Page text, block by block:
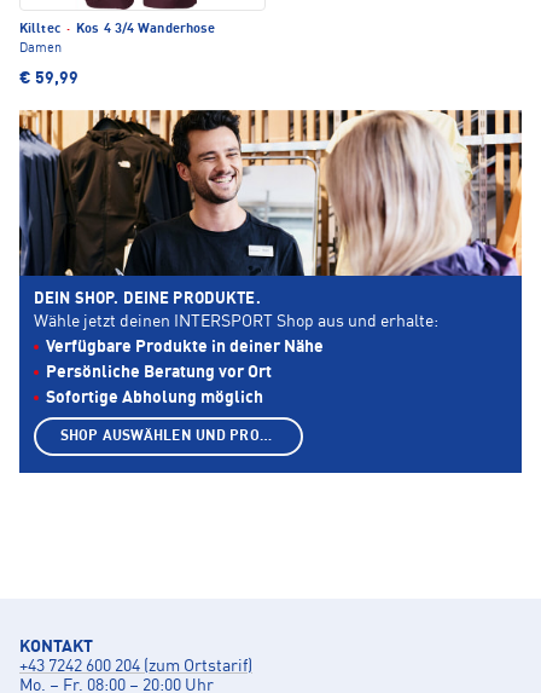
Killtec ·
Kos 4 3/4 Wanderhose
Damen
€ 59,99
DEIN SHOP. DEINE PRODUKTE.
Wähle jetzt deinen INTERSPORT Shop aus und erhalte:
Verfügbare Produkte in deiner Nähe
Persönliche Beratung vor Ort
Sofortige Abholung möglich
SHOP AUSWÄHLEN UND PRODUKTE ANZEIGEN
KONTAKT
+43 7242 600 204 (zum Ortstarif)
Mo. – Fr. 08:00 – 20:00 Uhr